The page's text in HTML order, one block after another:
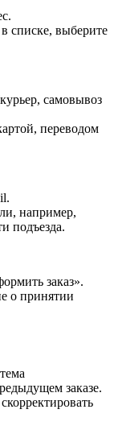
списке, выберите
самовывоз
переводом
например,
подъезда.
заказ».
о принятии
заказе.